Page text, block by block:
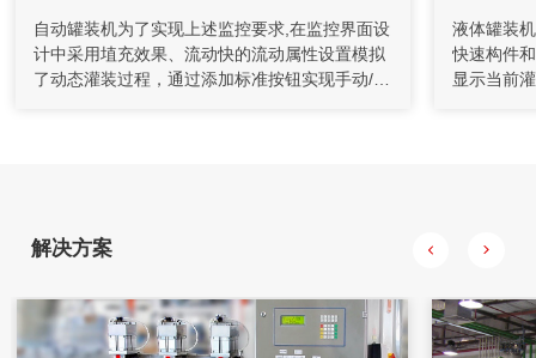
充填机通过螺旋给料机和计量装置送至搅拌桶，通过调节给料
机的转速来控制下料量。水管上装有流量计对水量进行计量，
自动罐装机为了实现上述监控要求,在监控界面设
计中采用埴充效果、流动快的流动属性设置模拟
了动态灌装过程，通过添加标准按钮实现手动/自
液体罐装
快速构件
显示当前
解决方案